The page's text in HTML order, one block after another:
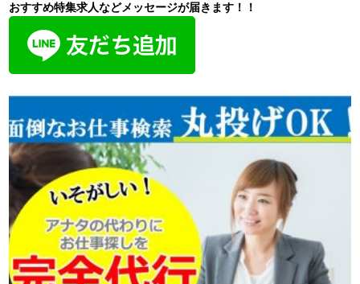
おすすめ特集求人などメッセージが届きます！！